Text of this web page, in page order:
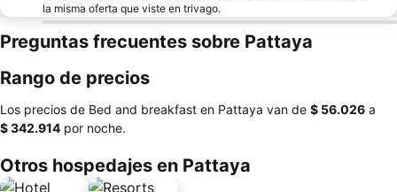
la misma oferta que viste en trivago.
Preguntas frecuentes sobre Pattaya
Rango de precios
Los precios de Bed and breakfast en Pattaya van de ‎$ 56.026 a
‎$ 342.914 por noche.
Otros hospedajes en Pattaya